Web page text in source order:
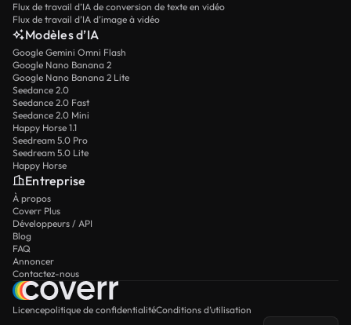
Flux de travail d’IA de conversion de texte en vidéo
Flux de travail d’IA d’image à vidéo
Modèles d’IA
Google Gemini Omni Flash
Google Nano Banana 2
Google Nano Banana 2 Lite
Seedance 2.0
Seedance 2.0 Fast
Seedance 2.0 Mini
Happy Horse 1.1
Seedream 5.0 Pro
Seedream 5.0 Lite
Happy Horse
Entreprise
À propos
Coverr Plus
Développeurs / API
Blog
FAQ
Annoncer
Contactez-nous
Licencepolitique de confidentialitéConditions d’utilisation